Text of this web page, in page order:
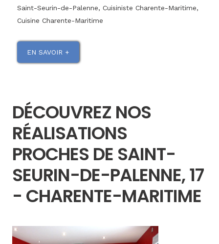
Saint-Seurin-de-Palenne, Cuisiniste Charente-Maritime,
Cuisine Charente-Maritime
EN SAVOIR +
DÉCOUVREZ NOS
RÉALISATIONS
PROCHES DE SAINT-
SEURIN-DE-PALENNE, 17
- CHARENTE-MARITIME